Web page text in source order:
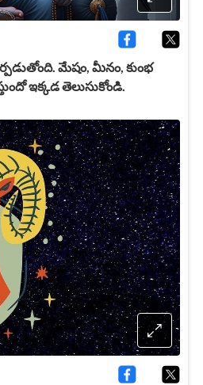
మేషం, మీనం, కుంభ
ఇక్కడ తెలుసుకోండి.